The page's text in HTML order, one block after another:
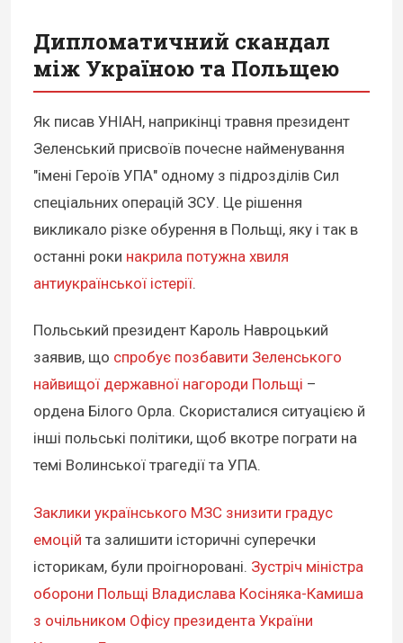
Дипломатичний скандал
між Україною та Польщею
Як писав УНІАН, наприкінці травня президент
Зеленський присвоїв почесне найменування
"імені Героїв УПА" одному з підрозділів Сил
спеціальних операцій ЗСУ. Це рішення
викликало різке обурення в Польщі, яку і так в
останні роки накрила потужна хвиля
антиукраїнської істерії.
Польський президент Кароль Навроцький
заявив, що спробує позбавити Зеленського
найвищої державної нагороди Польщі –
ордена Білого Орла. Скористалися ситуацією й
інші польські політики, щоб вкотре пограти на
темі Волинської трагедії та УПА.
Заклики українського МЗС знизити градус
емоцій та залишити історичні суперечки
історикам, були проігноровані. Зустріч міністра
оборони Польщі Владислава Косіняка-Камиша
з очільником Офісу президента України